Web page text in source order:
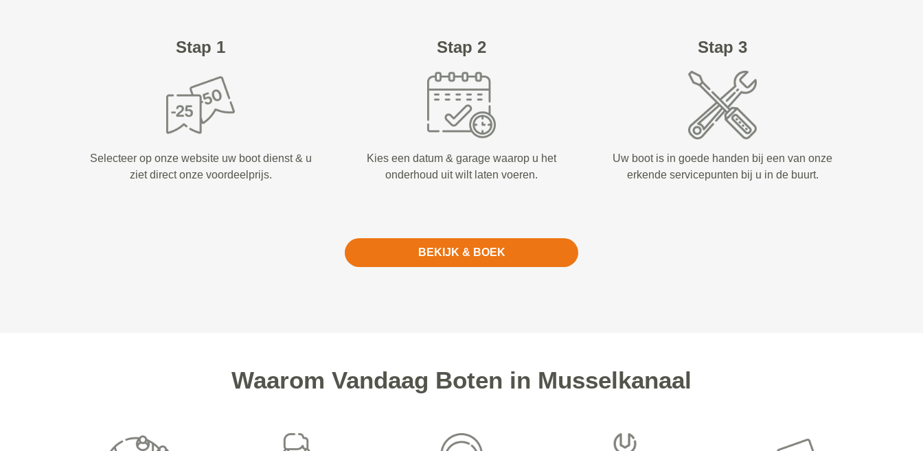
Stap 1
Selecteer op onze website uw boot dienst & u
ziet direct onze voordeelprijs.
Stap 2
Kies een datum & garage waarop u het
onderhoud uit wilt laten voeren.
Stap 3
Uw boot is in goede handen bij een van onze
erkende servicepunten bij u in de buurt.
BEKIJK & BOEK
Waarom Vandaag Boten in Musselkanaal